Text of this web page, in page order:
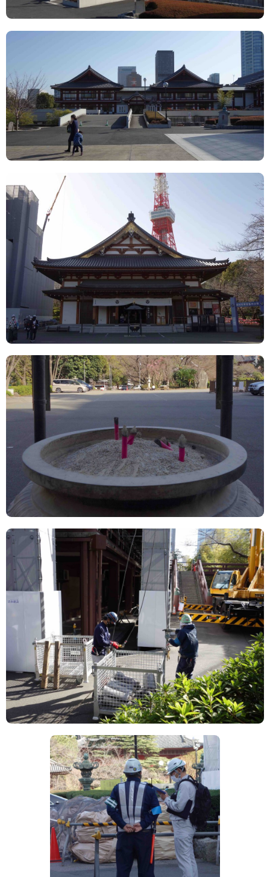
TAGS PEOPLE RANKING
ART WORLD CULTURAL ESSAYS POP CULTURE JP-SOCIETY
POLITICS REVIEWS ARTICLES